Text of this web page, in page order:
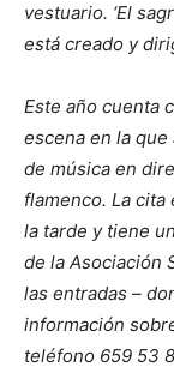
vestuario. ‘El
está creado y
Este año cuenta
escena en la
de música en
flamenco. La
la tarde y tiene
de la Asociación
las entradas –
información
teléfono 659 53